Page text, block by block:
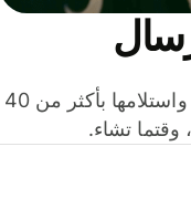
وفّر المال عند إرسال الأموال وإنفاقها واستلامها بأكثر من 40
تشاء.